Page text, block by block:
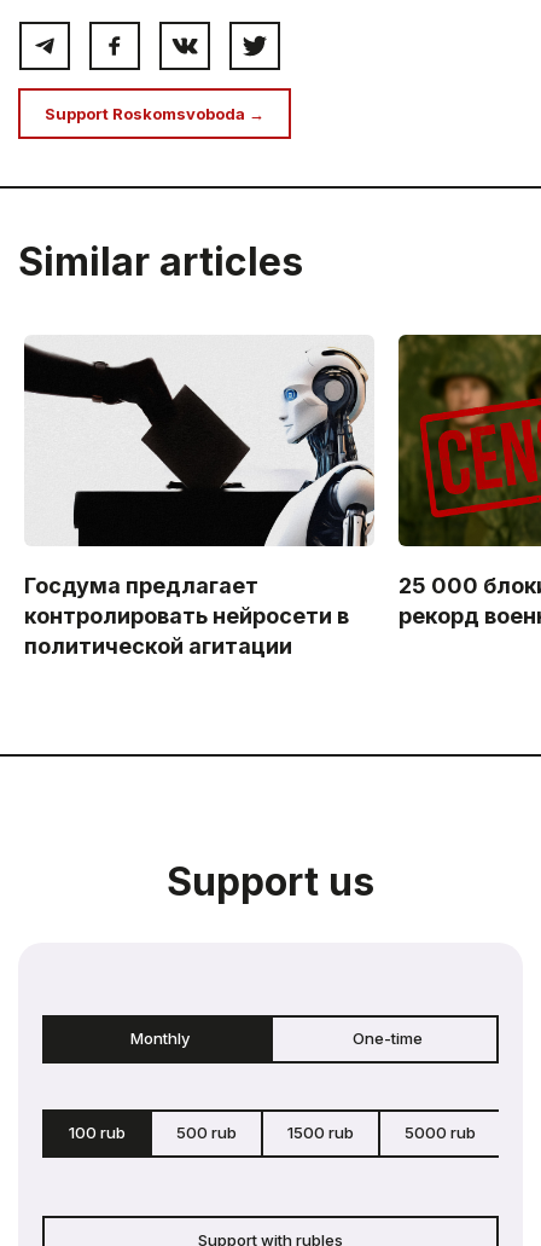
Support Roskomsvoboda →
Similar articles
Госдума предлагает
контролировать нейросети в
политической агитации
25 000
рекорд
Support us
Monthly One-time
100 rub 500 rub 1500 rub 5000 rub
Support with rubles